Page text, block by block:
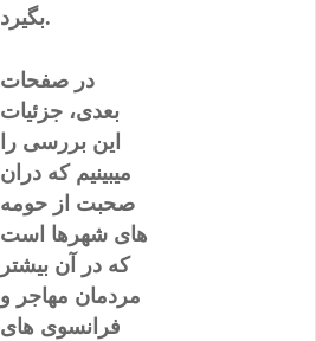
بگیرد.
در صفحات
بعدی، جزئیات
این بررسی را
میبینیم که دران
صحبت از حومه
های شهرها است
که در آن بیشتر
مردمان مهاجر و
فرانسوی های